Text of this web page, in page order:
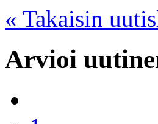
« Takaisin
Arvioi